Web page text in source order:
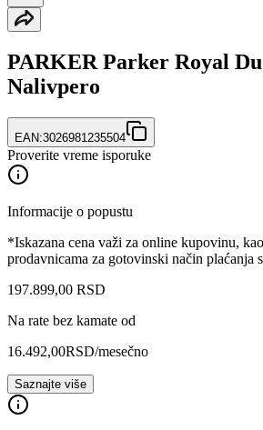
PARKER Parker Royal
Nalivpero
EAN:3026981235504
Proverite vreme isporuke
Informacije o popustu
*Iskazana cena važi za online kupovinu,
prodavnicama za gotovinski način plaćanja
197.899,00 RSD
Na rate bez kamate od
16.492,00RSD/mesečno
Saznajte više